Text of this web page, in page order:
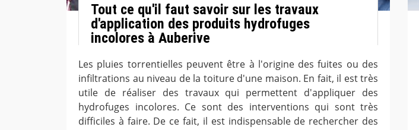
Tout ce qu'il faut savoir sur les travaux
d'application des produits hydrofuges
incolores à Auberive
Les pluies torrentielles peuvent être à l'origine des fuites ou des
infiltrations au niveau de la toiture d'une maison. En fait, il est très
utile de réaliser des travaux qui permettent d'appliquer des
hydrofuges incolores. Ce sont des interventions qui sont très
difficiles à faire. De ce fait, il est indispensable de rechercher des